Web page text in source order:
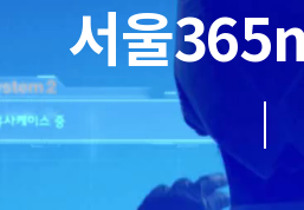
🏆서울365mc병원 부위별 최다 지방흡입
복부지방흡입 1위 | 서울
허파고리 1위 | 서울365mc병원 이
얼굴지방흡입 1위 | 서울365mc병
배파가리 1위 | 서울365mc
🏆대한민국 최대 15층 규모
서울